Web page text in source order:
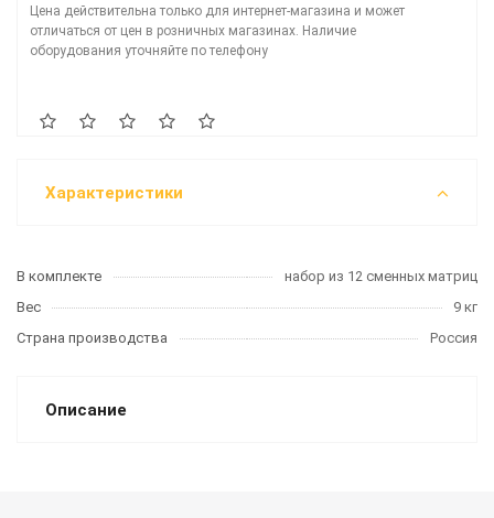
Цена действительна только для интернет-магазина и может
отличаться от цен в розничных магазинах. Наличие
оборудования уточняйте по телефону
Характеристики
В комплекте
набор из 12 сменных матриц
Вес
9 кг
Страна производства
Россия
Описание